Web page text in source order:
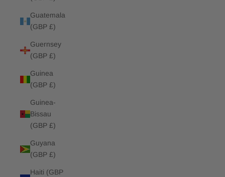
Guatemala
(GBP £)
Guernsey
(GBP £)
Guinea
(GBP £)
Guinea-
Bissau
(GBP £)
Guyana
(GBP £)
Haiti (GBP